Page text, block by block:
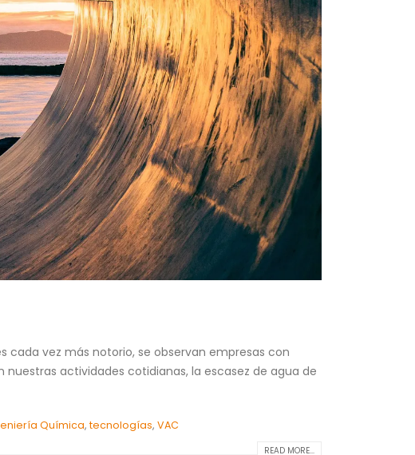
vez más notorio, se observan empresas con
actividades cotidianas, la escasez de agua de
Química,tecnologías,VAC
READ MORE...